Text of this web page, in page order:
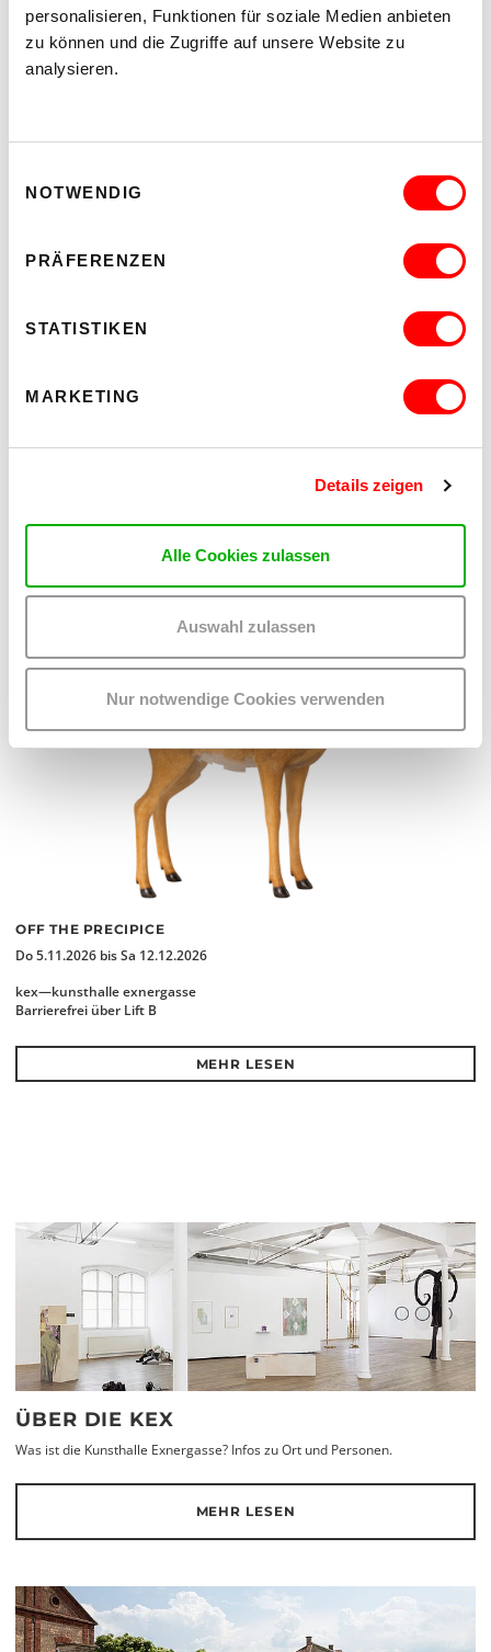
personalisieren, Funktionen für soziale Medien anbieten
zu können und die Zugriffe auf unsere Website zu
analysieren.
NOTWENDIG
PRÄFERENZEN
STATISTIKEN
MARKETING
Details zeigen
Alle Cookies zulassen
Auswahl zulassen
Nur notwendige Cookies verwenden
WHO CARES? - EXPLORING INSTITUTIONAL CARE PRACTICES
ON CHEWING SHOELACES: ART, MESS AND RADICAL
Mi 23.9.2026
MEHR LESEN
OFF THE PRECIPICE
Do 5.11.2026 bis Sa 12.12.2026
kex—kunsthalle exnergasse
Barrierefrei über Lift B
MEHR LESEN
ÜBER DIE KEX
Was ist die Kunsthalle Exnergasse? Infos zu Ort und Personen.
MEHR LESEN